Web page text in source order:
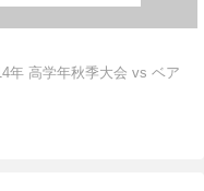
年 高学年秋季大会 vs ベア